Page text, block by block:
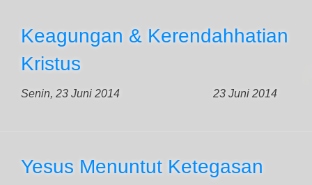
Keagungan & Kerendahhatian
Kristus
Senin, 23 Juni 2014 23 Juni 2014
Yesus Menuntut Ketegasan